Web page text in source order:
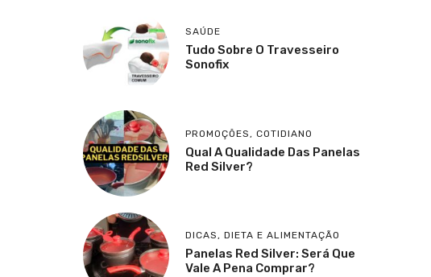
SAÚDE
Tudo Sobre O Travesseiro
Sonofix
PROMOÇÕES , COTIDIANO
Qual A Qualidade Das Panelas
Red Silver?
DICAS, DIETA E ALIMENTAÇÃO
Panelas Red Silver: Será Que
Vale A Pena Comprar?